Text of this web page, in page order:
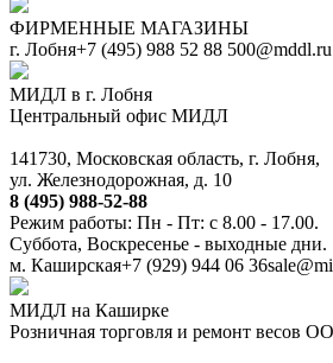
ФИРМЕННЫЕ МАГАЗИНЫ
г. Лобня+7 (495) 988 52 88 500@mddl.ru
МИДЛ в г. Лобня
Центральный офис МИДЛ
141730, Московская область, г. Лобня,
ул. Железнодорожная, д. 10
8 (495) 988-52-88
Режим работы: Пн - Пт: с 8.00 - 17.00.
Суббота, Воскресенье - выходные дни.
м. Каширская+7 (929) 944 06 36
МИДЛ на Каширке
Розничная торговля и ремонт весов